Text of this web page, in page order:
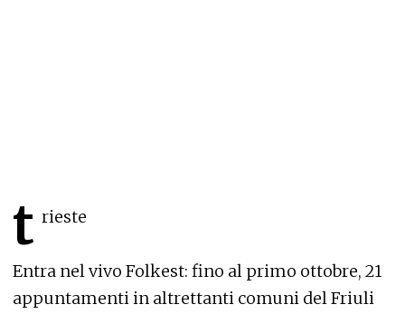
t rieste
Entra nel vivo Folkest: fino al primo ottobre, 21
appuntamenti in altrettanti comuni del Friuli